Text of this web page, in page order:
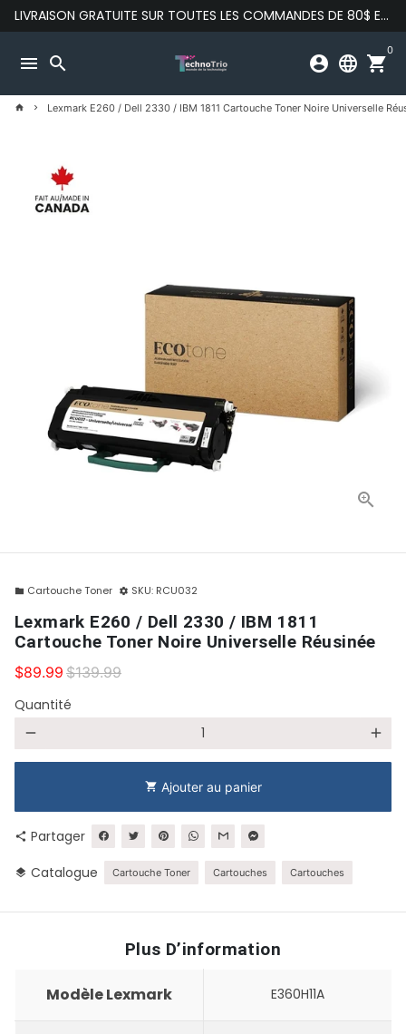
Passer
au
LIVRAISON GRATUITE SUR TOUTES LES COMMANDES DE 80$ ET PLUS
menu search account_circle language shopping_cart
0
home keyboard_arrow_right Lexmark E260 / Dell 2330 / IBM 1811 Cartouche Toner Noire Universelle
folder Cartouche Toner settings SKU: RCU032
Lexmark E260 / Dell 2330 / IBM 1811
Cartouche Toner Noire Universelle Réusinée
$89.99 $139.99
Quantité
remove add
shopping_cart Ajouter au panier
share Partager
layers Catalogue Cartouche Toner Cartouches Cartouches
Plus D’information
Modèle Lexmark E360H11A